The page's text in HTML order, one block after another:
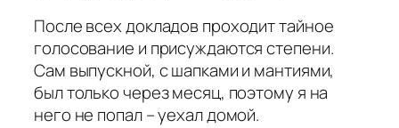
После всех докладов проходит тайное
голосование и присуждаются степени.
Сам выпускной, с шапками и мантиями,
был только через месяц, поэтому я на
него не попал – уехал домой.